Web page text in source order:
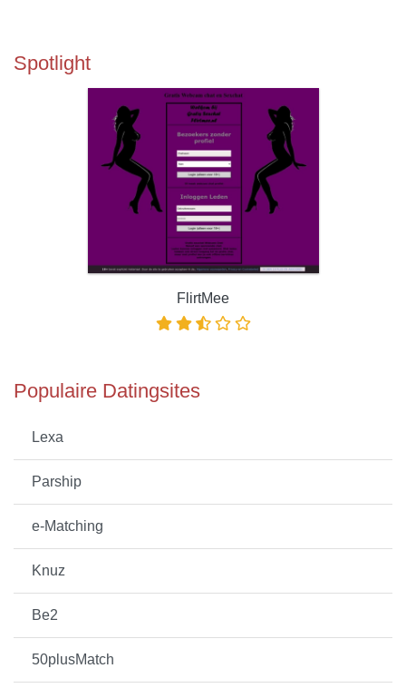
Spotlight
FlirtMee
Populaire Datingsites
Lexa
Parship
e-Matching
Knuz
Be2
50plusMatch